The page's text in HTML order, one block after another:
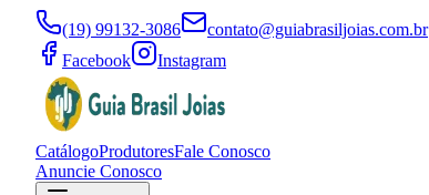
(19) 99132-3086
contato@guiabrasiljoias.com.br
Facebook
Instagram
CatálogoProdutoresFale Conosco
Anuncie Conosco